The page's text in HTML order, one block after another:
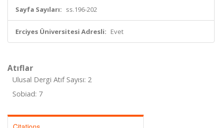
Sayfa Sayıları: ss.196-202
Erciyes Üniversitesi Adresli: Evet
Atıflar
Ulusal Dergi Atıf Sayısı: 2
Sobiad: 7